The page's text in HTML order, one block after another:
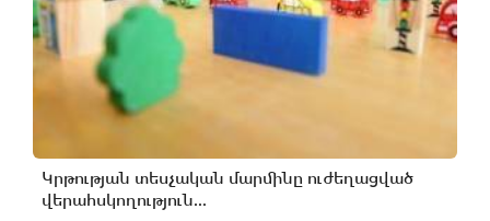
Կրթության տեսչական մարմինը ուժեղացված
վերահսկողություն...